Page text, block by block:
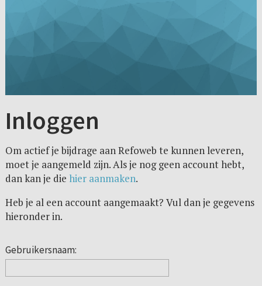
Inloggen
Om actief je bijdrage aan Refoweb te kunnen leveren,
moet je aangemeld zijn. Als je nog geen account hebt,
dan kan je die hier aanmaken.
Heb je al een account aangemaakt? Vul dan je gegevens
hieronder in.
Gebruikersnaam: